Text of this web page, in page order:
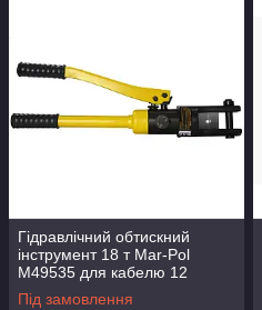
Гідравлічний обтискний
інструмент 18 т Mar-Pol
M49535 для кабелю 12
матриць в кейсі
Під замовлення